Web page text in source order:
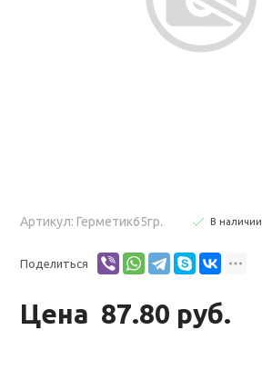
Артикул: Герметик65гр. В наличии
Поделиться
Цена 87.80 руб.